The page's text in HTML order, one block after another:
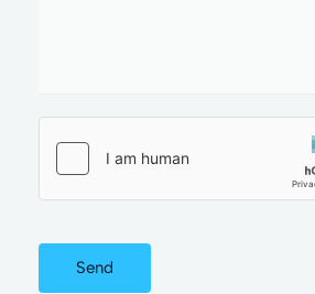
Send